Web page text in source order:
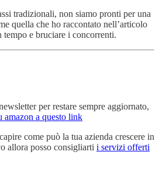
tradizionali, non siamo pronti per una
quella che ho raccontato nell’articolo
tempo e bruciare i concorrenti.
per restare sempre aggiornato,
amazon a questo link
come può la tua azienda crescere in
allora posso consigliarti i servizi offerti